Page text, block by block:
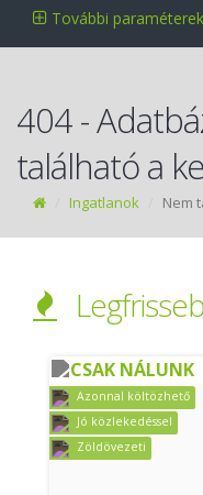
További paraméterek
404 -
található a
Ingatlanok Nem
CSAK NÁLUNK
Azonnal költözhető
Jó közlekedéssel
Zöldövezeti